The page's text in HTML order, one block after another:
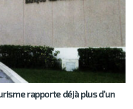
rapporte déjà plus d’un